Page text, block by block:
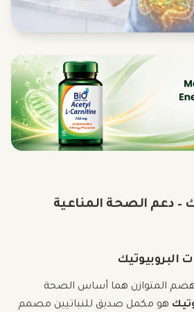
– دعم الصحة المناعية
البروبيوتيك
المتوازن هما أساس الصحة
هو مكمل صديق للنباتيين مصمم